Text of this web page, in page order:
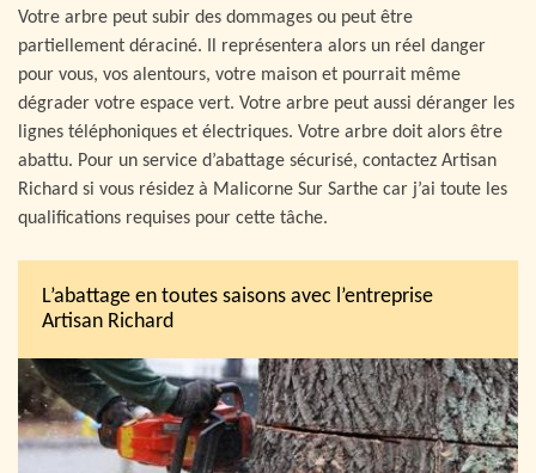
Votre arbre peut subir des dommages ou peut être
partiellement déraciné. Il représentera alors un réel danger
pour vous, vos alentours, votre maison et pourrait même
dégrader votre espace vert. Votre arbre peut aussi déranger les
lignes téléphoniques et électriques. Votre arbre doit alors être
abattu. Pour un service d’abattage sécurisé, contactez Artisan
Richard si vous résidez à Malicorne Sur Sarthe car j’ai toute les
qualifications requises pour cette tâche.
L’abattage en toutes saisons avec l’entreprise
Artisan Richard